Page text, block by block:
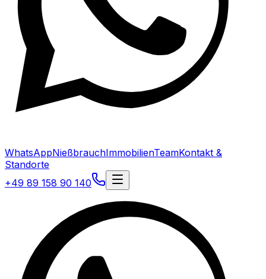
WhatsAppNießbrauchImmobilienTeamKontakt &
Standorte
+49 89 158 90 140